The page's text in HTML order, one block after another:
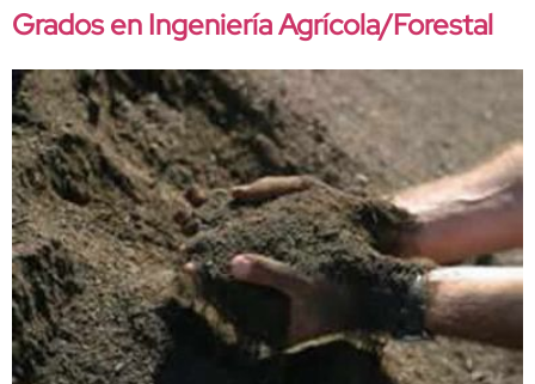
Grados en Ingeniería Agrícola/Forestal